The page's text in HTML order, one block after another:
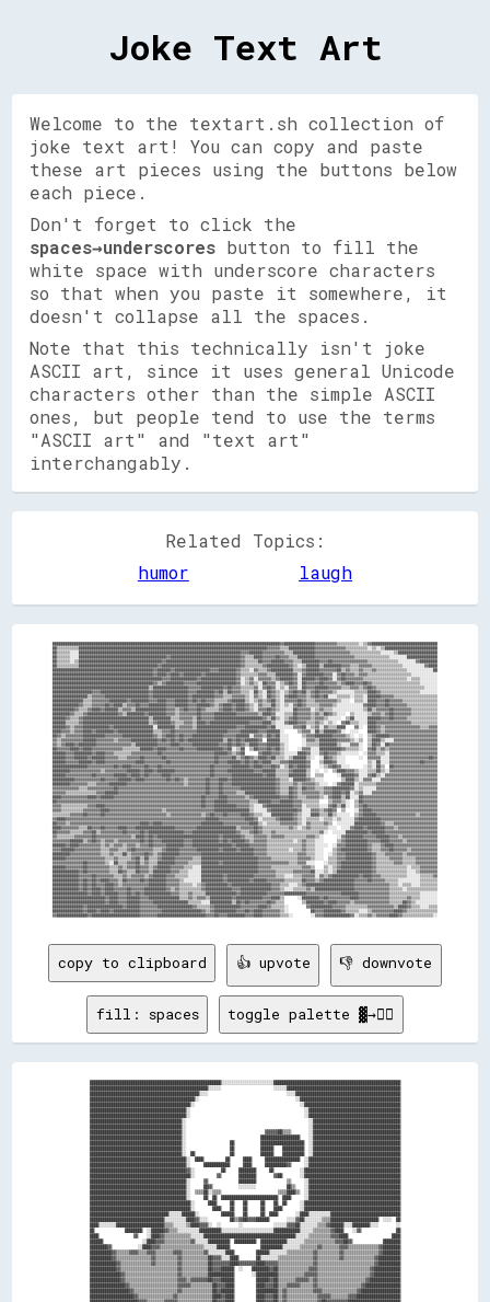
Joke Text Art
Welcome to the textart.sh collection of
joke text art! You can copy and paste
these art pieces using the buttons below
each piece.
Don't forget to click the
spaces→underscores button to fill the
white space with underscore characters
so that when you paste it somewhere, it
doesn't collapse all the spaces.
Note that this technically isn't joke
ASCII art, since it uses general Unicode
characters other than the simple ASCII
ones, but people tend to use the terms
"ASCII art" and "text art"
interchangably.
Related Topics:
humor
laugh
████████████████████████████████████████████████████████████████████████████████████████████████████████▓▓██████████████▓▓▓▓▓▓▓▓▓▓▒▒▒▒▒▒▒▒▒▒░░▒▒▓▓██████████████████████████████
██▒▒▒▒▒▒▒▒▒▒██████████████████████████████████████████████████████████████████████████████████████▓▓▓▓▓▓▒▒▒▒████████████▓▓▓▓▓▓▓▓▓▓▓▓▓▓▒▒▒▒▒▒▒▒▒▒░░▒▒░░▒▒████████████████████████
██▒▒▒▒▒▒░░░░██████████████████████████████████████████████████████████████████████████▓▓▓▓██████▓▓▓▓▓▓▓▓▓▓▒▒▒▒██████████▓▓▓▓▓▓▓▓▓▓▓▓▓▓▓▓▒▒▒▒▒▒▒▒▒▒▒▒▒▒░░░░░░▒▒██████████████████
██▒▒▒▒▒▒░░░░████████████████████████████████████████▓▓████████████████████████████████▓▓▒▒▒▒████▓▓▓▓▓▓██▓▓▓▓▒▒▒▒████████▓▓▓▓▓▓▓▓▓▓▓▓▓▓▓▓▓▓▒▒▒▒▒▒▒▒▒▒▒▒▒▒▒▒░░░░░░░░██████████████
██▒▒▒▒▒▒░░▒▒██████████████████████████████████████▓▓██████████████████████████████████▓▓▒▒▒▒▒▒██▓▓▓▓██████▓▓▓▓▒▒▒▒████████▓▓▓▓██▓▓▓▓▓▓▓▓▓▓▓▓▓▓▓▓▒▒▒▒▒▒▒▒▒▒▒▒▒▒░░░░░░░░▓▓████████
██▒▒▒▒▒▒▒▒▒▒████████████████████████████████████▓▓████████████████████████████████████▓▓▒▒▒▒▒▒▒▒▓▓██████████▓▓▒▒░░▒▒██████▒▒████████▓▓▓▓▒▒▒▒▓▓▓▓▓▓▒▒▒▒▒▒▒▒▒▒▒▒▒▒░░░░░░░░░░▓▓████
██████████████████████████████████████████████▓▓██████▓▓████████████████▓▓▓▓████████▓▓▒▒▒▒░░▓▓▒▒▒▒▓▓██████████▒▒▒▒▓▓██████▓▓▓▓▓▓▓▓██▒▒▓▓▒▒▒▒▓▓▒▒▒▒▓▓▒▒▒▒▒▒▒▒▒▒▒▒▒▒░░░░░░░░░░░░██
██████████████████████████████████████████████▓▓████▓▓████▓▓████████▓▓██████████████▓▓▒▒▒▒▒▒▒▒▓▓▓▓▒▒▒▒████████▓▓░░▓▓████████▓▓▓▓░░▓▓██▓▓▓▓▒▒▓▓▓▓▒▒▒▒▒▒▒▒▒▒▒▒▒▒▒▒▒▒▒▒░░░░░░░░░░░░
██████████████████████████████████████████████████▓▓▓▓████████████▓▓████████████████▓▓░░▒▒▓▓░░▓▓▓▓▓▓▒▒▓▓██████▓▓░░██████▓▓████▓▓░░▓▓██▓▓▓▓▓▓▓▓▒▒▒▒▒▒▒▒▒▒▒▒▒▒▒▒▒▒▒▒░░▒▒▒▒░░░░░░░░
██████████████████████████████████████████████▓▓▒▒▓▓████████▓▓▓▓▓▓██████████████████▓▓░░▒▒▓▓▒▒░░██▓▓▓▓░░▒▒▓▓██▓▓░░██▓▓▓▓▓▓██▓▓▓▓▓▓▒▒▓▓████▓▓▓▓██▓▓▒▒▒▒▒▒▒▒▒▒▒▒▒▒▒▒▒▒▒▒▒▒░░░░░░░░
████████████████████████████████████████████▒▒████████████████▓▓▓▓▓▓██████████▓▓██▓▓▓▓▒▒▒▒▒▒▓▓░░▓▓██▓▓░░▒▒░░▓▓▓▓░░██▓▓▓▓██████▓▓▓▓▓▓▒▒▒▒▓▓▓▓▒▒▓▓██▓▓▒▒▒▒▒▒▒▒▒▒▒▒▒▒▒▒▒▒▒▒▒▒░░░░░░
██████████████████▓▓▓▓██████████████████████▓▓████████████████▓▓▓▓████████▓▓██▒▒██▓▓▓▓▒▒▒▒░░██▒▒░░██▓▓▒▒░░▒▒▓▓██▓▓██▒▒▓▓██▓▓▓▓▓▓▒▒░░░░░░░░▒▒▒▒▒▒████▓▓▒▒▒▒▒▒▒▒▒▒▒▒▒▒▒▒▒▒░░░░░░░░
████████████████▒▒▓▓▓▓▓▓████████████████████▓▓████████████████▓▓██████████▓▓▓▓▒▒▒▒▓▓▓▓▓▓▒▒░░▓▓▒▒░░██▓▓▒▒░░▓▓████▓▓▓▓▒▒▓▓██▓▓██░░░░▒▒▒▒▒▒░░▒▒▒▒░░██████▓▓▓▓▓▓▒▒▒▒▒▒▒▒▒▒▒▒▒▒▒▒▒▒▒▒
██████████████▒▒▒▒▓▓▓▓▓▓▓▓████████▓▓████████▓▓▓▓████▓▓▓▓██████▓▓██▓▓██▓▓▓▓▒▒▒▒▒▒▓▓██████▒▒░░▒▒▓▓▒▒▓▓██▒▒░░▓▓▓▓▓▓██▓▓▒▒▒▒▓▓▓▓▓▓▓▓▓▓▒▒░░░░  ▒▒▒▒░░████▓▓▓▓██▓▓▓▓▓▓▒▒▒▒▒▒▒▒▒▒▒▒▒▒▒▒
████████████▓▓▒▒▒▒▓▓▓▓▓▓██▓▓████▒▒▓▓▓▓██▓▓▓▓████████▓▓▓▓██████▓▓▓▓██████▓▓▒▒▓▓████▓▓████▓▓▒▒░░▓▓▒▒▒▒██▒▒░░▒▒░░▓▓██▓▓▒▒▒▒▒▒▓▓▓▓▓▓▒▒░░░░░░░░░░░░▓▓████▓▓▓▓██▓▓▓▓▓▓▓▓▒▒▒▒▒▒▒▒▒▒▒▒▒▒
██████████▓▓▒▒▒▒▓▓████▓▓██████▒▒▓▓▓▓▒▒██████████████▓▓▓▓▒▒▓▓██▓▓▓▓██▓▓▒▒▒▒▒▒▓▓████▓▓████▓▓▒▒░░▓▓▓▓██▓▓▒▒░░░░░░██▓▓▓▓▓▓░░▒▒▓▓▒▒▒▒░░░░░░░░░░░░░░▒▒██▒▒▓▓▓▓▓▓██▓▓▓▓▓▓▓▓▒▒▒▒▒▒▒▒▒▒▒▒
████████▓▓▒▒▒▒▓▓██████████████▓▓▒▒████████▓▓████████▓▓▓▓▒▒▓▓▓▓▓▓▓▓██▓▓▓▓▓▓██████████▓▓▓▓▓▓▓▓▓▓▒▒████▓▓░░░░▒▒▒▒██▓▓▓▓▓▓▒▒▓▓▒▒██▓▓▒▒░░░░  ▒▒░░░░░░▒▒▓▓▓▓▒▒▓▓██▓▓▓▓▓▓▓▓▒▒▒▒▒▒▒▒▒▒▒▒
██████▓▓▒▒▒▒▓▓██████████████████████████████▒▒████████▒▒▒▒▓▓▓▓▓▓▒▒██▓▓▓▓▓▓██████████████████████▓▓▒▒██▒▒░░▒▒▓▓██▓▓▓▓▓▓▒▒▓▓▓▓▒▒░░░░░░  ▒▒██░░░░░░██████▓▓▓▓██▓▓▓▓▓▓▒▒▒▒▒▒▒▒▒▒▒▒▒▒
██████▒▒▒▒▒▒▓▓██████████████████████████████▒▒▓▓██████▓▓▒▒▒▒▓▓▓▓▒▒████▓▓██████████████████▓▓▓▓▓▓████▒▒░░░░▓▓████▓▓▓▓▒▒▒▒▓▓▒▒░░▒▒░░  ▓▓██▒▒▒▒░░░░████▓▓▓▓▓▓▓▓▓▓▓▓▓▓▓▓▒▒▒▒▒▒▒▒▒▒▒▒
██████▓▓▒▒▓▓▓▓████████████▓▓██████████████████░░████████▒▒▓▓▓▓▓▓▒▒██████████████████▓▓▓▓██████████▓▓██░░░░░░░░▓▓▓▓██░░▒▒▓▓░░▓▓▒▒▒▒████    ▓▓░░  ████▓▓▒▒▓▓▓▓▓▓▓▓▓▓▓▓▓▓▓▓▒▒▒▒▓▓▓▓
████▓▓▓▓▒▒▓▓▓▓████▓▓████████▓▓████████████████▒▒▒▒▓▓▓▓██▓▓▓▓▓▓▓▓▓▓██████████████▓▓▓▓▓▓████████▓▓▓▓██████░░      ▒▒▓▓▓▓░░██▒▒██████▓▓░░  ░░░░    ████▓▓▒▒▓▓▓▓▓▓▓▓▓▓▓▓▓▓▓▓▓▓▓▓▓▓▓▓
██▓▓▒▒▓▓▓▓▓▓▓▓██████████▓▓▓▓▓▓▓▓██████████████▓▓▒▒▓▓████▓▓██▓▓▓▓██████████████▓▓▓▓▓▓██████░░▓▓▓▓▒▒██▓▓██░░░░      ▒▒▓▓▓▓████████▓▓▓▓▓▓▒▒░░  ░░  ▒▒▓▓██████▓▓▓▓▓▓▓▓▓▓▓▓▓▓▓▓▓▓▓▓▓▓
▓▓▒▒▓▓▓▓▓▓▓▓▓▓██████▓▓▓▓▓▓▓▓▒▒▓▓▓▓▓▓████████████▓▓██▓▓██▓▓██▓▓████████████████▒▒██▓▓██▓▓██████▓▓  ██████░░░░      ░░▓▓▓▓▒▒████████▓▓▓▓▓▓▒▒░░▒▒  ▒▒████▒▒░░░░▓▓▓▓▓▓▓▓▓▓▓▓▓▓▓▓▓▓▓▓
▓▓▒▒▓▓████▓▓████████▓▓▓▓▓▓▓▓▓▓▓▓▓▓▓▓▒▒██████████▓▓▓▓▓▓████▓▓▓▓▓▓████████████▓▓▓▓██▓▓██▓▓▒▒████▓▓▓▓██████▒▒░░      ░░▒▒▒▒▒▒████████▒▒░░░░▓▓▓▓░░  ▒▒██▓▓░░██▓▓▓▓▓▓▓▓▓▓▓▓▓▓▓▓▓▓▓▓▓▓
██▓▓▓▓▓▓████▓▓████▓▓▓▓▓▓▓▓▓▓▓▓▓▓▒▒▒▒▒▒▒▒██████▓▓████▓▓▓▓▓▓██▓▓▓▓▓▓████████████▓▓██░░▒▒██  ▒▒██▓▓▓▓██▓▓██▒▒░░    ░░▓▓▓▓░░░░██████████▓▓▒▒▒▒▒▒░░  ▓▓██▒▒▓▓▒▒▓▓▓▓▓▓▓▓▓▓▓▓▓▓▓▓▓▓▓▓▓▓
██████▓▓▓▓████████▓▓████▓▓▓▓▒▒▒▒▒▒▒▒▓▓▓▓▓▓▓▓▓▓▓▓██▓▓▓▓▓▓▓▓▓▓▓▓▓▓▓▓▓▓▓▓▓▓▓▓██████▓▓▒▒▓▓██      ▓▓████▓▓▓▓▒▒░░░░░░████▓▓░░░░▓▓██▓▓▓▓▒▒░░░░░░░░  ░░▓▓▓▓▒▒▒▒░░▓▓▓▓▓▓▓▓▓▓▓▓▓▓▓▓▓▓▓▓▓▓
██████▓▓▓▓██████▓▓██████▓▓▓▓▓▓▒▒▒▒▓▓▓▓▓▓██▓▓▓▓▓▓▓▓██▓▓▓▓▓▓▓▓▓▓▓▓▓▓▓▓▓▓▓▓▓▓██▓▓▓▓▓▓██▒▒▓▓██▓▓▒▒████▓▓██▒▒▒▒░░▒▒██████▒▒░░  ░░██▓▓▒▒░░░░      ░░  ▓▓▓▓▓▓░░░░▓▓▓▓▓▓▓▓▓▓▓▓▓▓▓▓▓▓██▓▓
██████▓▓▓▓▓▓██████▓▓████▓▓▓▓▓▓▓▓▓▓▓▓▓▓████▓▓▓▓▓▓▓▓▓▓██▓▓▓▓▓▓▓▓▓▓▓▓▓▓▓▓▓▓▓▓██▓▓▓▓██████▓▓██▓▓██▓▓████▒▒▒▒▓▓▓▓████████▓▓    ▒▒████▓▓░░░░          ▒▒░░██░░░░▓▓▓▓▓▓▓▓▓▓▓▓▓▓██▓▓▓▓▓▓
████████████████▓▓▓▓▓▓▓▓▓▓▓▓██▓▓████▓▓▓▓▓▓██▓▓▓▓██▓▓▓▓▓▓▓▓▓▓▓▓▓▓▓▓▓▓▓▓▓▓██▓▓▓▓▓▓▓▓████████▓▓████▓▓▓▓██▓▓░░▒▒██▓▓████▓▓    ░░▒▒▓▓██▓▓░░░░      ░░▒▒░░██▒▒  ██▓▓▓▓▓▓▓▓▓▓▓▓▓▓▓▓▓▓▓▓
████████▓▓▓▓▓▓▓▓▓▓▓▓▓▓▒▒▓▓▓▓▓▓▓▓▓▓██████▓▓████▓▓████████▓▓▓▓▓▓▓▓▓▓▓▓▓▓▓▓██▓▓▓▓▓▓████████████▓▓▓▓██████▒▒▒▒▒▒▓▓██████▒▒  ░░  ░░  ▒▒████▓▓▓▓▒▒░░░░▒▒▒▒██▒▒░░▓▓▓▓▓▓▓▓▓▓▓▓▓▓▓▓▓▓▓▓▓▓
██████▓▓▓▓▓▓▓▓▓▓▓▓██▓▓▓▓▓▓▓▓██████▓▓████▓▓██▓▓▓▓▓▓████▓▓▓▓▓▓▓▓▓▓▓▓▓▓▓▓▓▓██▓▓▓▓▓▓▓▓██████████████▓▓████▒▒▒▒▒▒████████▒▒  ▒▒▒▒      ░░██████▓▓░░░░▓▓██▒▒░░▓▓▓▓▓▓▓▓▓▓▓▓▓▓▓▓▓▓▓▓▓▓▓▓
██████████▓▓▓▓▓▓▓▓▓▓▓▓██▓▓▓▓▓▓██████▓▓████▓▓▓▓▓▓▓▓▓▓██▓▓██▓▓▒▒▓▓▓▓▓▓▓▓██▓▓▓▓████▓▓████████████████████▓▓▒▒▒▒░░██████▓▓▒▒░░░░        ▒▒████▒▒░░▓▓▓▓░░░░▓▓▓▓▓▓▓▓▓▓▓▓▓▓▓▓▓▓▓▓▓▓▓▓▓▓
████████▓▓▓▓▓▓▓▓▒▒▒▒▓▓▓▓▓▓████████▓▓▓▓▓▓▓▓▓▓▓▓▓▓▓▓▓▓▓▓▓▓▓▓▓▓▒▒▓▓▓▓▓▓▓▓██▓▓▓▓██▓▓▓▓████████████████████▓▓▒▒▒▒▒▒▓▓▒▒▓▓▓▓▓▓▒▒░░░░  ░░▓▓██████░░▒▒▒▒▒▒▒▒▓▓▓▓▓▓▓▓▓▓▓▓▓▓▓▓▓▓▓▓▓▓▓▓▓▓▓▓
▓▓▓▓▓▓▓▓▓▓▓▓▒▒▒▒▓▓▓▓▓▓▓▓▓▓▓▓██▓▓▓▓▓▓▓▓▓▓▓▓▓▓▓▓▓▓▓▓▓▓▓▓▓▓▓▓▓▓▓▓▓▓▓▓▓▓▓▓██▓▓▓▓██▓▓▓▓▓▓▓▓████████████████▓▓▒▒▒▒██▓▓▒▒██▓▓▓▓▒▒▒▒▓▓▓▓████████▓▓░░▒▒░░░░░░▓▓▓▓▓▓▓▓▓▓▓▓▓▓▓▓▓▓▓▓▓▓▓▓▓▓▓▓
▓▓▓▓▓▓▒▒▒▒▒▒▒▒▒▒▒▒▒▒▓▓▓▓██████▓▓▓▓▓▓▓▓▓▓▓▓▓▓▓▓▓▓▓▓▓▓▓▓▓▓▓▓▓▓▓▓▓▓▓▓▓▓▓▓██▓▓▓▓██▓▓▓▓▓▓▒▒▒▒██████████████▓▓▒▒▒▒██▓▓▒▒▓▓▓▓▓▓▓▓▒▒▓▓▓▓████▓▓██░░▒▒▓▓░░░░▓▓▓▓▓▓▓▓▓▓▓▓▓▓▓▓▓▓▓▓▓▓▓▓▓▓▓▓▓▓
████▓▓▓▓▓▓▓▓▓▓▓▓████▓▓██████▓▓▓▓▓▓▓▓▓▓▓▓▓▓▓▓▓▓▓▓▓▓▓▓▓▓▓▓▓▓▓▓▓▓▓▓▓▓▓▓██▓▓▓▓▓▓████▓▓▓▓▓▓▓▓▒▒▓▓████████████▓▓▓▓██▓▓▒▒▒▒▓▓▓▓▓▓▒▒░░▓▓████▒▒██░░░░██▓▓▓▓▓▓▓▓▓▓▓▓▓▓▓▓▓▓▓▓▓▓▓▓▓▓▓▓▓▓▓▓▓▓
██▓▓▓▓▓▓▓▓▓▓▓▓▓▓▓▓▓▓▓▓▓▓▓▓▓▓▓▓▓▓▓▓▓▓▓▓▓▓▓▓▓▓▓▓▓▓▓▓▓▓▓▓▓▓▓▓▓▓▓▓▓▓▓▓▓▓██▓▓▓▓██████▓▓▓▓▓▓▓▓▓▓▒▒▒▒██████▓▓▓▓██████▓▓▓▓▒▒▒▒▒▒▒▒    ▒▒▓▓▓▓▒▒░░  ▒▒██▓▓▓▓▓▓▓▓▓▓▓▓▓▓▓▓▓▓▓▓▓▓▓▓▓▓▓▓▓▓▓▓▓▓
▓▓▓▓▒▒▒▒▒▒▒▒▒▒▒▒▓▓▓▓████▓▓▓▓▓▓▓▓▓▓▓▓▓▓▓▓▓▓▓▓▓▓▓▓▓▓▓▓▓▓▓▓▓▓▓▓▓▓▓▓▓▓▓▓██▓▓▓▓██████████▓▓▓▓▓▓▒▒░░░░▓▓████████████▓▓▓▓░░▒▒▒▒▒▒░░░░▓▓██▒▒██░░  ▒▒▓▓██▓▓▓▓▓▓▓▓▓▓▓▓▓▓▓▓▓▓▓▓▓▓▓▓▓▓▓▓▓▓▓▓
▓▓▓▓▒▒▒▒▒▒▒▒▒▒▓▓▓▓▓▓▓▓████▓▓▓▓▓▓▓▓▓▓▓▓▓▓▓▓▓▓▓▓▓▓▓▓▒▒▓▓▓▓▓▓▓▓▓▓▓▓▓▓▓▓▓▓▓▓▓▓████████████████▒▒░░░░░░▓▓████████████▓▓░░░░▓▓▓▓▒▒▓▓██▓▓  ▒▒    ░░▓▓████▓▓▓▓▓▓▓▓▓▓▓▓▓▓▓▓▓▓▓▓▓▓▓▓▓▓▓▓▓▓
▒▒▒▒▒▒▒▒▓▓▓▓▓▓██▓▓▓▓▓▓██▓▓▓▓▓▓▓▓▓▓▓▓▓▓▓▓▓▓▓▓▓▓▓▓▓▓▓▓▒▒▓▓▓▓▓▓▓▓▓▓▓▓▓▓▒▒▓▓██▓▓▓▓██▓▓▓▓▓▓████▓▓▒▒▒▒░░░░██████████▓▓▒▒░░░░████▒▒▒▒██▒▒░░░░░░  ▒▒▓▓██████▓▓▓▓▓▓▓▓▓▓▓▓▓▓▓▓▓▓▒▒▓▓▓▓▓▓▓▓
▓▓████▓▓▓▓▓▓▓▓▓▓▓▓▓▓▓▓▓▓▓▓▓▓▓▓▓▓▓▓▓▓▓▓▓▓▓▓▓▓▓▓▓▓▓▓▓▓▓▓▓▓▓▓▓▓▓▓▓▓▓▓▓▓▓▓██████▓▓▓▓▓▓▓▓▓▓▓▓████▓▓░░▒▒▒▒▒▒▓▓██████▓▓▒▒░░▒▒▒▒▒▒░░▒▒▒▒░░▒▒░░░░░░▓▓██████████▓▓▓▓▓▓▓▓▓▓▓▓▓▓▓▓▓▓▓▓▓▓▓▓▓▓
██▓▓▓▓▒▒▓▓▓▓▓▓▓▓▓▓▓▓▓▓▓▓▓▓▓▓▓▓▓▓▓▓▓▓▓▓▓▓████▓▓████▓▓▓▓▓▓▓▓▓▓▓▓▓▓▓▓▓▓██████████▓▓▓▓▓▓▓▓▓▓▓▓████▒▒░░▒▒▒▒▒▒▓▓▓▓▓▓▓▓▒▒░░▓▓▒▒▒▒▒▒▓▓▒▒  ░░░░░░░░████████████▓▓▒▒▒▒▓▓▓▓▓▓▓▓▓▓▓▓▓▓▓▓▓▓▓▓
████▓▓▓▓▓▓▓▓▒▒▒▒██▓▓▓▓██▓▓▓▓▓▓████▓▓▓▓██████████████████▓▓▓▓▓▓▓▓▓▓██████████████████▒▒▓▓▓▓▓▓██▓▓▒▒▒▒▒▒▒▒▒▒▒▒▓▓▒▒░░▒▒▓▓▒▒▒▒▒▒▒▒░░░░  ░░░░▓▓████▓▓████████▓▓▓▓▒▒▓▓▓▓▓▓▓▓▓▓▓▓▓▓▓▓▓▓
██▓▓▓▓▓▓▒▒▒▒▒▒▓▓▓▓██▒▒▓▓▓▓▓▓▓▓▓▓██▓▓▓▓▓▓██▓▓████████████████▓▓▓▓████████████████████▓▓▒▒▒▒▓▓██▓▓▒▒▒▒▓▓▒▒▒▒▒▒▒▒▒▒▒▒▒▒▒▒▒▒▒▒▓▓░░  ░░░░░░██████████▓▓██████▓▓▓▓▓▓▓▓▓▓▓▓▓▓▓▓▓▓▓▓▓▓▓▓
▓▓▒▒▒▒▒▒▒▒▓▓▓▓▓▓▓▓██▓▓▓▓▓▓▓▓▓▓▓▓▓▓▓▓▒▒████▓▓██▓▓████████████████████████████▓▓████████▓▓▒▒▒▒▓▓▓▓▓▓▒▒▓▓▓▓▓▓▒▒▒▒▒▒▒▒▒▒▓▓▓▓▒▒░░      ░░▓▓████████▓▓▓▓▓▓██████▓▓▓▓▒▒▓▓▓▓▓▓▓▓▓▓▓▓▓▓▓▓
▓▓▓▓▓▓▓▓██████▒▒▓▓██▓▓▒▒▓▓▓▓▒▒▓▓▓▓▓▓▓▓▓▓██▓▓██▓▓▓▓██████████▓▓▓▓████████████▓▓██▓▓██████▓▓▒▒▓▓▓▓▓▓▒▒▒▒▒▒▒▒▒▒▒▒░░▒▒▓▓▒▒▒▒░░░░      ▒▒▓▓██████████▓▓▓▓▓▓████▓▓▓▓▓▓▒▒▓▓▓▓▓▓▓▓▓▓▓▓▓▓
██████▓▓████▓▓▓▓▓▓▓▓▓▓▒▒▓▓▒▒▓▓▓▓▒▒▓▓▓▓▒▒▓▓▓▓██▓▓▓▓▓▓████████▓▓▓▓██████████████████▓▓██████▓▓▓▓▓▓▓▓▒▒▒▒▒▒▒▒▒▒▒▒▒▒▒▒▓▓▒▒▒▒░░░░░░  ░░▓▓▓▓██████████▓▓▒▒▒▒▓▓████▓▓▓▓▓▓▓▓▓▓▓▓▓▓▓▓▓▓▓▓
▓▓▓▓██████▓▓▓▓▓▓▓▓▓▓▓▓▒▒▒▒▓▓▓▓▒▒▒▒▓▓██▓▓▓▓▓▓▓▓▒▒▒▒▓▓██████▓▓▓▓▓▓▓▓██████████▓▓██████▓▓██████▓▓▓▓▓▓▒▒▒▒▒▒▒▒▒▒░░▒▒▒▒▓▓▒▒▒▒░░░░    ▒▒▓▓████████████▓▓▒▒▒▒▓▓▓▓██▓▓▓▓▓▓▒▒▓▓▓▓▓▓▓▓▓▓▓▓
████████▓▓▓▓▓▓▓▓▓▓▓▓▓▓▒▒▒▒▓▓▒▒▒▒██▒▒▓▓▓▓▓▓██▓▓▒▒▓▓████████▓▓▓▓▓▓▓▓▓▓████████████████████████▓▓▓▓▓▓▒▒▒▒▒▒▒▒▒▒▒▒▒▒▓▓▓▓▒▒▒▒░░░░  ░░▒▒▓▓▓▓████████████▓▓▒▒▒▒▓▓▓▓▓▓▓▓▒▒▓▓▓▓▓▓▓▓▓▓▓▓▓▓
██████▓▓▓▓▓▓▓▓▓▓▓▓▓▓▓▓▓▓▒▒▒▒▓▓▒▒▒▒▒▒▓▓██▒▒██▒▒▒▒▓▓██████▓▓▓▓▓▓▓▓▒▒▒▒██████████████████████████▓▓▓▓▓▓▒▒▒▒▒▒▒▒▒▒▒▒▓▓▓▓▓▓▒▒░░░░  ▒▒▒▒▓▓▓▓████████████▓▓▒▒▒▒▒▒▓▓▓▓▓▓▒▒▒▒▒▒▓▓▓▓▓▓▓▓▓▓
▓▓▓▓▓▓▓▓▓▓▓▓▓▓██▓▓▓▓▓▓▓▓▒▒░░██▒▒▒▒▓▓▓▓██▒▒▓▓▒▒▒▒████████▓▓▓▓▓▓▒▒▒▒▒▒████████▓▓████████████████▓▓▓▓▓▓▓▓▓▓▓▓▓▓▒▒▒▒▓▓▓▓░░░░    ░░▒▒▒▒▓▓██████████████▓▓▒▒▒▒▒▒▒▒▓▓▓▓▒▒▒▒▒▒▓▓▓▓▓▓▓▓▓▓
██████▓▓▓▓▓▓▓▓██▓▓▓▓▓▓▓▓▓▓▒▒▒▒▓▓▒▒▓▓▓▓██▓▓▓▓▒▒▓▓██████▓▓▓▓▓▓▒▒▒▒░░░░██████████████████████████▓▓▓▓▓▓▒▒▒▒▒▒▒▒▒▒▒▒▒▒▓▓▓▓▒▒    ▒▒░░▒▒▓▓██████████████▓▓▒▒▒▒▒▒▒▒▒▒▒▒▒▒░░▒▒▒▒▓▓▓▓▓▓▓▓
████████████▓▓██▓▓▓▓▓▓▓▓▓▓▒▒▒▒██▓▓▒▒▒▒██▓▓▓▓▒▒████████▓▓▓▓▒▒▒▒░░░░░░██████████████████████████▓▓▓▓▓▓▓▓▒▒▒▒▒▒▒▒▓▓▓▓▓▓▓▓██░░░░▒▒░░▒▒████████████████▓▓▒▒▒▒▒▒▒▒▒▒▒▒▒▒░░░░▒▒▓▓▓▓▓▓▓▓
████████████▓▓▓▓▓▓██▓▓▓▓▓▓▓▓▒▒▒▒▓▓▒▒▓▓▓▓▓▓▒▒▓▓██████▓▓▓▓▒▒▒▒▒▒░░░░░░██████████▓▓████████████▓▓▓▓▓▓▓▓▓▓▒▒▒▒░░░░▒▒▒▒▓▓▓▓▓▓░░▓▓▒▒▓▓████████████▓▓████▓▓▓▓▒▒▒▒▒▒▒▒▒▒▒▒░░░░░░▒▒▒▒▒▒▓▓
████████████▓▓██▓▓██▓▓████▓▓▓▓▒▒██▓▓▓▓▓▓██▓▓████████▓▓▓▓▓▓▒▒░░░░░░░░██████████▓▓██████████▓▓██████▓▓▓▓▓▓▓▓▒▒▒▒▒▒▒▒██▓▓▓▓▒▒▓▓██████████████▓▓▓▓▓▓██▓▓▓▓▓▓▒▒▒▒▒▒░░░░░░░░░░▒▒▒▒▒▒▒▒
████████████▓▓██▓▓██▓▓▓▓████▓▓▒▒▓▓▓▓▓▓▓▓▓▓▓▓████████▓▓▓▓▓▓▒▒▒▒▒▒░░▒▒▓▓██████████▓▓██████████████████▓▓▓▓▒▒▒▒░░░░▒▒▓▓██████████████████████▓▓▓▓▓▓▓▓▓▓▓▓▓▓▓▓▒▒▒▒░░▒▒▒▒░░░░▒▒▒▒▒▒▒▒
████████████▓▓██▓▓████▓▓████▓▓▓▓▓▓██▓▓▓▓▓▓██████████▓▓▒▒▓▓▒▒▒▒▒▒▒▒▒▒▓▓████████████▓▓▓▓██
copy to clipboard 👍 upvote 👎 downvote
fill: spaces toggle palette ▓→✊🏽
████████████████████████████████████████████████████████████░░░░░░░░░░░░░░░░░░░░░░░░██████████████████████████████████████████████████████████
██████████████████████████████████████████████████████░░░░░░                        ░░░░░░████████████████████████████████████████████████████
██████████████████████████████████████████████████░░░░                                    ░░░░████████████████████████████████████████████████
████████████████████████████████████████████████░░                                            ░░██████████████████████████████████████████████
██████████████████████████████████████████████░░                                                ░░████████████████████████████████████████████
████████████████████████████████████████████░░                                                    ░░██████████████████████████████████████████
████████████████████████████████████████████░░                                                    ░░██████████████████████████████████████████
██████████████████████████████████████████░░                                                        ░░████████████████████████████████████████
██████████████████████████████████████████░░                                                        ░░████████████████████████████████████████
██████████████████████████████████████████░░                                    ▓▓▓▓▓▓██▒▒▒▒        ░░████████████████████████████████████████
██████████████████████████████████████████░░                                  ██████████████████    ░░████████████████████████████████████████
██████████████████████████████████████████░░                    ██            ████████████████████  ░░████████████████████████████████████████
██████████████████████████████████████████░░                    ██            ██████    ██████████  ░░████████████████████████████████████████
██████████████████████████████████████████░░  ██                ██            ██████    ██████████  ░░████████████████████████████████████████
████████████████████████████████████████████░░  ████          ██      ████      ████████████████  ░░██████████████████████████████████████████
████████████████████████████████████████████░░      ████████████      ████      ██████████▓▓      ░░██████████████████████████████████████████
████████████████████████████████████████████▓▓░░            ██      ████████      ██            ░░████████████████████████████████████████████
██████████████████████████████████████████████░░          ▓▓        ████████        ▓▓██        ░░████████████████████████████████████████████
████████████████████████████████████████████░░      ▓▓              ████████              ▒▒      ░░██████████████████████████████████████████
████████████████████████████████████████████░░      ██▓▓            ░░░░░░░░              ██▒▒    ░░██████████████████████████████████████████
████████████████████████████████████████████░░  ▒▒▒▒██░░▒▒▒▒                          ▒▒▒▒████▒▒  ░░██████████████████████████████████████████
████████████████████████████████████████████░░      ██  ██  ██████████████████████████  ████      ░░██████████████████████████████████████████
██████████████████████████████████████████████░░      ████      ██    ██      ██    ██  ██      ░░████████████████████████████████████████████
██████████████████████████████████████████████░░        ████    ██    ██      ██    ████        ░░████████████████████████████████████████████
████████████████████████████████████░░░░░░██████░░          ██████    ██      ██  ████        ░░████░░░░░░░░░░████████████████████████████████
██████████████████████████████████░░░░░░░░░░████▓▓░░░░          ██▒▒▓▓██▓▓▓▓██████        ░░░░▓▓██░░░░░░░░▒▒▒▒██████████████████████  ░░░░  ██
████░░░░░░░░██████████████████████▒▒▒▒░░░░░░▒▒████▓▓▓▓░░  ░░        ░░              ░░░░░░▓▓▓▓██░░░░░░░░▒▒▒▒▓▓██████░░░░████████░░░░        ░░
██              ████████  ░░██████▓▓▒▒▒▒░░░░░░░░░░██████████░░░░░░░░░░░░░░░░░░░░░░░░████████████░░░░░░▒▒▒▒▒▒▒▒▓▓████    ░░▓▓                ██
████                ▓▓    ░░████▓▓▒▒▒▒▒▒▒▒▒▒▒▒░░░░░░██████████████████████████████████████████░░░░░░▒▒▒▒▒▒▒▒▒▒▓▓▓▓████                    ████
██████                  ░░████▓▓▓▓▒▒▒▒▒▒▒▒▒▒▒▒▓▓░░░░░░██████████  ██████████  ████████████░░░░░░░░▒▒▒▒▒▒▒▒▒▒▒▒▒▒▓▓▓▓██▓▓              ████████
████████▓▓            ░░████▓▓▓▓▒▒▒▒▒▒▒▒▒▒▒▒▒▒▒▒▒▒▒▒░░░░░░██████              ██████████░░░░░░░░▒▒▒▒▒▒▒▒▓▓▒▒▒▒▒▒▒▒▓▓▓▓▒▒▒▒▒▒▒▒▒▒▒▒▒▒▓▓████████
██████████▓▓▒▒▒▒▒▒▓▓▓▓▒▒▒▒▓▓▓▓▒▒▒▒▒▒▒▒▓▓▓▓▒▒▒▒▒▒▒▒▒▒▓▓░░░░░░░░████          ██████░░░░░░░░▒▒▒▒▒▒▒▒▒▒▒▒▓▓▒▒▒▒▒▒▒▒▒▒▓▓▒▒▒▒▒▒▒▒▒▒▒▒▒▒▒▒▓▓████████
██████████▓▓▒▒▒▒▒▒▒▒▒▒▒▒▒▒▒▒▓▓▒▒▒▒▒▒▒▒▒▒▓▓▒▒▒▒▒▒▒▒▒▒▒▒██▓▓▓▓░░░░████        ██░░░░░░░░▒▒▒▒▒▒▒▒▒▒▒▒▒▒▒▒▓▓▒▒▒▒▒▒▒▒▒▒▓▓▒▒▒▒▒▒▒▒▒▒▒▒▒▒▓▓██████████
████████████▓▓▒▒▒▒▒▒▒▒▒▒▒▒▒▒▓▓▒▒▒▒▒▒▒▒▒▒▓▓▒▒▒▒▒▒▒▒▒▒▒▒██▓▓▓▓▓▓▓▓████▓▓▓▓▓▓▓▓████▓▓▓▓▓▓▒▒▒▒▒▒▒▒▒▒▒▒▒▒▒▒▓▓▒▒▒▒▒▒▒▒▒▒▒▒▒▒▒▒▒▒▒▒▒▒▒▒▒▒▓▓██████████
████████████▓▓▒▒▒▒▒▒▒▒▒▒▒▒▒▒▒▒▒▒▒▒▒▒▒▒▒▒▓▓▒▒▒▒▒▒▒▒▒▒▒▒██▓▓▓▓██████  ░░    ████████▓▓██▒▒▒▒▒▒▒▒▒▒▒▒▒▒▓▓▓▓▒▒▒▒▒▒▒▒▒▒▒▒▒▒▒▒▒▒▒▒▒▒▒▒▓▓████████████
██████████████▓▓▒▒▒▒▒▒▒▒▒▒▒▒▒▒▒▒▒▒▒▒▒▒▒▒▓▓▒▒▒▒▒▒▒▒▒▒▒▒████████████        ░░██████████▒▒▒▒▒▒▒▒▒▒▒▒▓▓▓▓▓▓▒▒▒▒▒▒▒▒▒▒▒▒▒▒▒▒▒▒▒▒▒▒▒▒▓▓████████████
██████████████▓▓▒▒▒▒▒▒▒▒▒▒▒▒▒▒▒▒▒▒▒▒▒▒▒▒▓▓▓▓▒▒▓▓▓▓▓▓▓▓██▓▓▓▓██████          ██████▓▓██▒▒▒▒▒▒▒▒▓▓▓▓▓▓▒▒▓▓▒▒▒▒▒▒▒▒▒▒▒▒▒▒▒▒▒▒▒▒▒▒▓▓██████████████
████████████████▓▓▒▒▒▒▒▒▒▒▒▒▒▒▒▒▒▒▒▒▒▒▒▒▓▓▓▓▓▓▒▒▒▒▒▒▒▒▒▒██▓▓▓▓████          ████▓▓▓▓██▒▒▒▒▓▓▓▓▓▓▒▒▒▒▒▒▓▓▒▒▒▒▒▒▒▒▒▒▒▒▒▒▒▒▒▒▒▒▓▓████████████████
██████████████████▓▓▒▒▒▒▒▒▒▒▒▒▒▒▒▒▒▒▒▒▒▒▓▓▒▒▒▒▒▒▒▒▒▒▒▒▒▒██▓▓██████          ██████████▒▒▓▓▒▒▒▒▒▒▒▒▒▒▒▒▓▓▓▓▒▒▒▒▒▒▒▒▒▒▒▒▒▒▒▒▓▓██████████████████
████████████████████▓▓▒▒▒▒▒▒▒▒▒▒▒▒▒▒▒▒▓▓▒▒▒▒▒▒▒▒▒▒▒▒▒▒▒▒████▓▓████          ████▓▓▓▓██▒▒▓▓▒▒▒▒▒▒▒▒▒▒▒▒▒▒▓▓▓▓▓▓▒▒▒▒▒▒▒▒▓▓▓▓████████████████████
██████████████████████▓▓▓▓▒▒▒▒▒▒▒▒▓▓▓▓▓▓▒▒▒▒▒▒▒▒▒▒▒▒▒▒▒▒██▓▓▓▓████          ████▓▓▓▓██▒▒▓▓▒▒▒▒▒▒▒▒▒▒▒▒▒▒▓▓██▓▓▓▓▓▓▓▓▓▓████████████████████████
██████████████████████████▓▓▓▓▓▓▓▓▓▓██▓▓▒▒▒▒▒▒▒▒▒▒▒▒▒▒▒▒██▓▓██████          ████████▓▓▓▓▒▒▒▒▒▒▒▒▒▒▒▒▒▒▒▒▓▓████████████████████████████████████
██████████████████████████████████████▓▓▒▒▒▒▒▒▒▒▒▒▒▒▒▒▒▒▒▒██▓▓████          ████▓▓██▓▓▓▓▒▒▒▒▒▒▒▒▒▒▒▒▒▒▒▒▓▓████████████████████████████████████
██████████████████████████████████████▓▓▒▒▒▒▒▒▒▒▒▒▒▒▒▒▒▒▒▒██▓▓████          ████▓▓██▓▓▒▒▒▒▒▒▒▒▒▒▒▒▒▒▒▒▒▒▓▓████████████████████████████████████
██████████████████████████████████████▓▓▒▒▒▒▒▒▒▒▒▒▒▒▒▒▒▒▒▒██▓▓████▒▒▒▒▒▒▒▒▒▒████▓▓██▓▓▒▒▒▒▒▒▒▒▒▒▒▒▒▒▒▒▓▓▓▓████████████████████████████████████
██████████████████████████████████████▓▓▓▓▓▓▒▒▒▒▒▒▒▒▒▒▒▒▒▒██████████████████████████▒▒▒▒▒▒▒▒▒▒▒▒▒▒▒▒▓▓▓▓▓▓████████████████████████████████████
██████████████████████████████████████▓▓▓▓▓▓▓▓▒▒▒▒▒▒▒▒▒▒▒▒██████████████████████▓▓▓▓▓▓▓▓▓▓▓▓▓▓▓▓▓▓▓▓▓▓▓▓██████████████████████████████████████
████████████████████████████████████████▓▓▓▓▓▓▓▓▓▓▓▓▓▓▓▓▓▓████████████████████████████████████████▓▓▓▓▓▓██████████████████████████████████████
████████████████████████████████████████▓▓▓▓▓▓██▓▓▓▓▓▓██████████████████████████████▓▓▓▓▓▓▓▓████▓▓▓▓██▓▓██████████████████████████████████████
████████████████████████████████████████▓▓▓▓██▓▓▓▓▓▓████████▓▓████▓▓██████████████▓▓▓▓░░  ▓▓██████▓▓  ████████████████████████████████████████
████████████████████████████████████████▓▓  ▓▓▓▓    ▓▓██████████████▓▓▓▓████▓▓██████▓▓    ▓▓████▓▓▓▓  ████████████████████████████████████████
████████████████████████████████████████░░▒▒▓▓▓▓    ▓▓▓▓██████████▓▓▓▓▓▓████████████▓▓    ▓▓████████▒▒  ██████████████████████████████████████
████████████████████████████████████████  ██▓▓    ▓▓████████████████▓▓  ▓▓██████████▓▓    ▓▓████████▓▓  ██████████████████████████████████████
████████████████████████████████████████  ██▓▓    ▓▓██████████████▓▓  ██  ▓▓████████▓▓    ▓▓▓▓▓▓▓▓██▓▓  ██████████████████████████████████████
████████████████████████████████████████  ██▓▓    ▓▓██████████████▓▓  ██  ▓▓████████▓▓      ▓▓████████  ██████████████████████████████████████
████████████████████████████████████████  ██▓▓    ▓▓██████████████▓▓  ██  ▓▓████████▓▓      ▓▓██████████  ████████████████████████████████████
██████████████████████████████████████  ▓▓▓▓    ▓▓▓▓████████████▓▓▓▓  ████  ▓▓▓▓████▓▓      ▓▓████████▓▓  ████████████████████████████████████
██████████████████████████████████████  ▓▓▓▓    ▓▓▓▓████████████▓▓    ████  ▓▓██▓▓██▓▓      ▓▓████████▓▓  ████████████████████████████████████
██████████████████████████████████████  ▓▓▓▓    ▓▓██████████████▓▓  ▓▓████  ▓▓██████▓▓▓▓    ▓▓████████▓▓  ████████████████████████████████████
██████████████████████████████████████  ▓▓▓▓    ▓▓██████████████▓▓  ██████  ▓▓████████▓▓    ▓▓██████▓▓▓▓  ████████████████████████████████████
██████████████████████████████████████  ▓▓▓▓    ▓▓████████████▓▓▓▓  ██████  ▓▓██████▓▓▓▓    ▓▓████▓▓▓▓▓▓  ████████████████████████████████████
██████████████████████████████████████          ▓▓▓▓▓▓▓▓▓▓▓▓▓▓▓▓██  ██████  ▓▓▓▓▓▓▓▓▓▓▓▓      ▓▓██        ████████████████████████████████████
████████████████████████████████████████████████                  ██████████                      ████████████████████████████████████████████
██████████████████████████████████████████████████████████████████████████████████████████████████████████████████████████████████████████████
████████████████████████████████████████████████████████████████████████████████████  ████████████████████████████████████████████████████████
████████████████████████████████████░░░░░░░░████        ████████████████████████████      ░░      ██████░░░░░░████████████████████████████████
██████████████████████████████████░░░░░░░░░░░░░░▓▓      ██████████████████████████░░            ▓▓██░░░░░░░░░░░░░░████████████████████████████
████████████████████████████████░░░░░░░░░░░░░░░░░░▓▓    ██████████████████████████            ▓▓░░░░░░░░░░░░░░░░░░░░██████████████████████████
████████████████████████████████░░░░░░░░░░  ░░░░░░██▒▒▒▒██████████████████████████████████▒▒▒▒▒▒░░░░░░░░░░░░░░░░░░░░██████████████████████████
████████████████████████████████░░░░░░░░░░░░░░░░░░░░██░░░░██████████████████████░░░░░░░░░░░░██░░░░░░░░░░░░░░░░░░░░███████████████████